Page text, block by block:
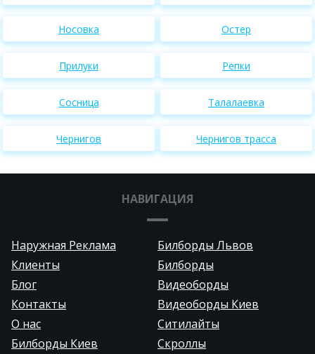
Носовка Остер
Прилуки Репки
Сосница Талалаевка
Чернигов Чернигов трасса
НАВИГАЦИЯ
Наружная Реклама
Билборды Львов
Клиенты
Билборды
Блог
Видеоборды
Контакты
Видеоборды Киев
О нас
Ситилайты
Билборды Киев
Скроллы